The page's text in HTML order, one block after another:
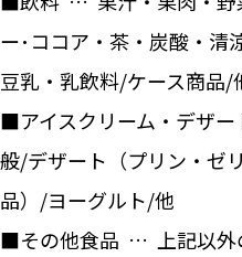
ー･ココア・茶・炭酸・清
豆乳・乳飲料/ケース商品/
■アイスクリーム・デザ
般/デザート（プリン・ゼ
品）/ヨーグルト/他
■その他食品 … 上記以外